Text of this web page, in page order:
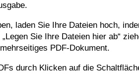
laden Sie Ihre Dateien hoch,
Sie Ihre Dateien hier ab“
PDF-Dokument.
durch Klicken auf die